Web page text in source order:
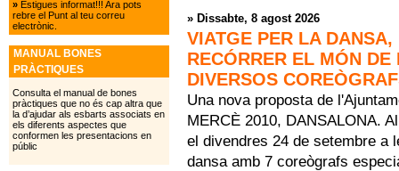
» Dissabte, 8 agost 2026
VIATGE PER LA
RECÓRRER EL MÓN
DIVERSOS
Una nova proposta de
MERCÈ 2010, DANSALONA.
el divendres 24 de setembre a
dansa amb 7 coreògrafs
»Estigues informat!!! Ara pots
rebre el Punt al teu correu
electrònic.
MANUAL BONES
PRÀCTIQUES
Consulta el manual de bones
pràctiques que no és cap altra que
la d’ajudar als esbarts associats en
els diferents aspectes que
conformen les presentacions en
públic